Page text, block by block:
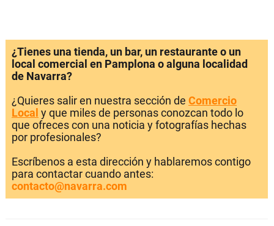
¿Tienes una tienda, un bar, un restaurante o un
local comercial en Pamplona o alguna localidad
de Navarra?
¿Quieres salir en nuestra sección de Comercio
Local y que miles de personas conozcan todo lo
que ofreces con una noticia y fotografías hechas
por profesionales?
Escríbenos a esta dirección y hablaremos contigo
para contactar cuando antes:
contacto@navarra.com